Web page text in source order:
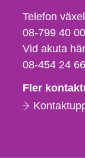
Telefon,
fax
och
e-
Telefon
08-799 40 00
Vid akuta
08-454 24
Fler